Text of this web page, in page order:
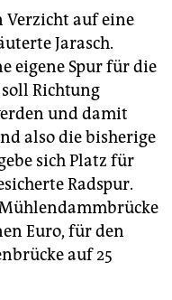
Verzicht auf eine
Jarasch.
eigene Spur für die
Richtung
und damit
also die bisherige
sich Platz für
Radspur.
Euro, für den
auf 25